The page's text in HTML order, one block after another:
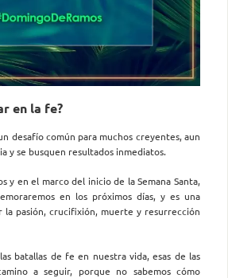
en la fe?
desafío común para muchos creyentes, aun
y se busquen resultados inmediatos.
y en el marco del inicio de la Semana Santa,
en los próximos días, y es una
la pasión, crucifixión, muerte y resurrección
batallas de fe en nuestra vida, esas de las
a seguir, porque no sabemos cómo